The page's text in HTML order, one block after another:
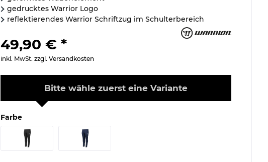
gedrucktes Warrior Logo
reflektierendes Warrior Schriftzug im Schulterbereich
49,90 € *
inkl. MwSt. zzgl. Versandkosten
Bitte wähle zuerst eine Variante
Farbe